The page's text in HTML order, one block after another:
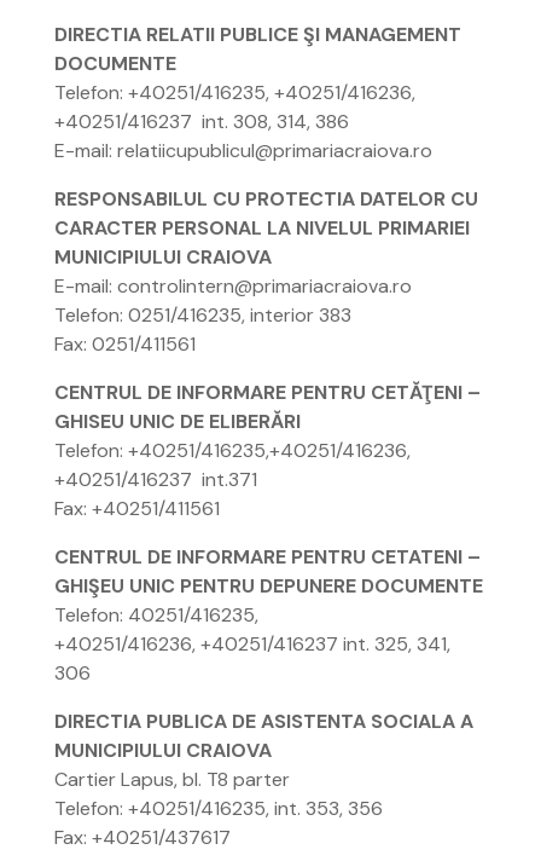
DIRECTIA RELATII PUBLICE ŞI MANAGEMENT
DOCUMENTE
Telefon: +40251/416235, +40251/416236,
+40251/416237 int. 308, 314, 386
E-mail: relatiicupublicul@primariacraiova.ro
RESPONSABILUL CU PROTECTIA DATELOR CU
CARACTER PERSONAL LA NIVELUL PRIMARIEI
MUNICIPIULUI CRAIOVA
E-mail: controlintern@primariacraiova.ro
Telefon: 0251/416235, interior 383
Fax: 0251/411561
CENTRUL DE INFORMARE PENTRU CETĂŢENI –
GHISEU UNIC DE ELIBERĂRI
Telefon: +40251/416235,+40251/416236,
+40251/416237 int.371
Fax: +40251/411561
CENTRUL DE INFORMARE PENTRU CETATENI –
GHIŞEU UNIC PENTRU DEPUNERE DOCUMENTE
Telefon: 40251/416235,
+40251/416236, +40251/416237 int. 325, 341,
306
DIRECTIA PUBLICA DE ASISTENTA SOCIALA A
MUNICIPIULUI CRAIOVA
Cartier Lapus, bl. T8 parter
Telefon: +40251/416235, int. 353, 356
Fax: +40251/437617